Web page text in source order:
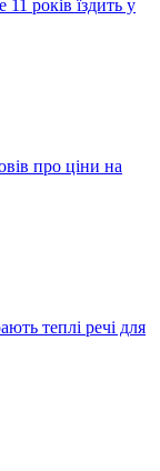
років їздить у
про ціни на
теплі речі для